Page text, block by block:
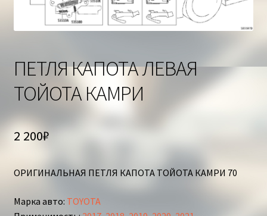
ПЕТЛЯ КАПОТА ЛЕВАЯ
ТОЙОТА КАМРИ
2 200₽
ОРИГИНАЛЬНАЯ ПЕТЛЯ КАПОТА ТОЙОТА КАМРИ 70
Марка авто: TOYOTA